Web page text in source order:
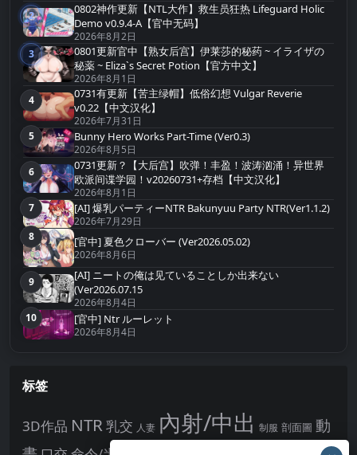
第2名
2
0802神作更新【NTL大作】救生员狂热 Lifeguard Holic
Demo v0.9.4-A【官中无码】
2026年8月2日
第3名
3
0801更新官中【熟女后宫】伊莱莎的秘药 ~ イライザの
秘薬 ~ Eliza`s Secret Potion【官方中文】
2026年8月1日
第4名
4
0731有更新【苦主绿帽】低俗幻想 Vulgar Reverie
v0.22【中文汉化】
2026年7月31日
第5名
5 Bunny Hero Works Part-Time (Ver0.3)
2026年8月5日
第6名
6
0731更新？【大后宫】吹弹！丰盈！波涛汹涌！异世界
欧派间谍学园！v20260731+存档【中文汉化】
2026年8月1日
第7名
7 [AI] 爆乳パーティーNTR Bakunyuu Party NTR(Ver1.1.2)
2026年7月29日
第8名
8 [官中] 夏色クローバー (Ver2026.05.02)
2026年8月6日
第9名
9
[AI] ニートの俺は见ていることしか出来ない
(Ver2026.07.15
2026年8月4日
第10名
10 [官中] Ntr ルーレット
2026年8月4日
标签
3D作品 NTR乳交 人妻 內射/中出 制服 剖面圖 動